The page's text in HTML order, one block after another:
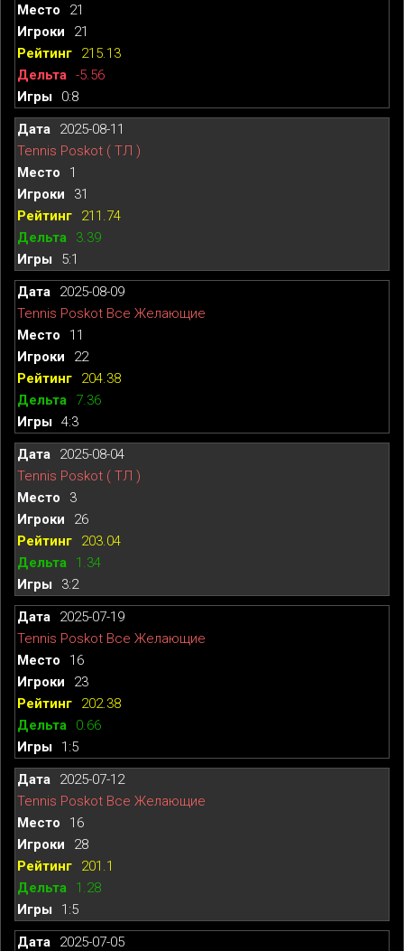
21
21
215.13
-5.56
0:8
2025-08-11
Tennis Poskot ( ТЛ )
1
31
211.74
3.39
5:1
2025-08-09
Tennis Poskot Все Желающие
11
22
204.38
7.36
4:3
2025-08-04
Tennis Poskot ( ТЛ )
3
26
203.04
1.34
3:2
2025-07-19
Tennis Poskot Все Желающие
16
23
202.38
0.66
1:5
2025-07-12
Tennis Poskot Все Желающие
16
28
201.1
1.28
1:5
2025-07-05